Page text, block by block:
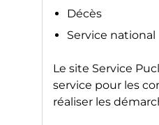
Décès
Service national
Le site Service
service pour les
réaliser les